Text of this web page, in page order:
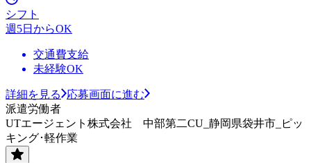
シフト
週5日からOK
交通費支給
未経験OK
詳細を見る
応募画面に進む
派遣労働者
UTエージェント株式会社 中部第二CU_静岡県袋井市_ピッ
キング･軽作業